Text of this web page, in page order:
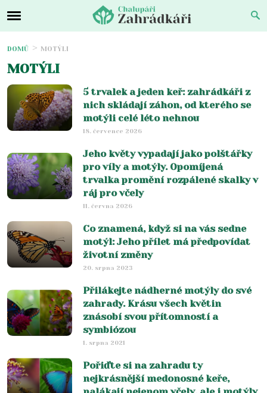
DOMŮ MOTÝLI
MOTÝLI
5 trvalek a jeden keř: zahrádkáři z
nich skládají záhon, od kterého se
motýli celé léto nehnou
18. července 2026
Jeho květy vypadají jako polštářky
pro víly a motýly. Opomíjená
trvalka promění rozpálené skalky v
ráj pro včely
11. června 2026
Co znamená, když si na vás sedne
motýl: Jeho přílet má předpovídat
životní změny
20. srpna 2023
Přilákejte nádherné motýly do své
zahrady. Krásu všech květin
znásobí svou přítomností a
symbiózou
1. srpna 2021
Pořiďte si na zahradu ty
nejkrásnější medonosné keře,